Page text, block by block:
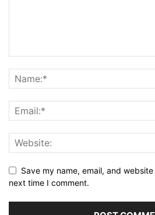
Save my name, email, and
next time I comment.